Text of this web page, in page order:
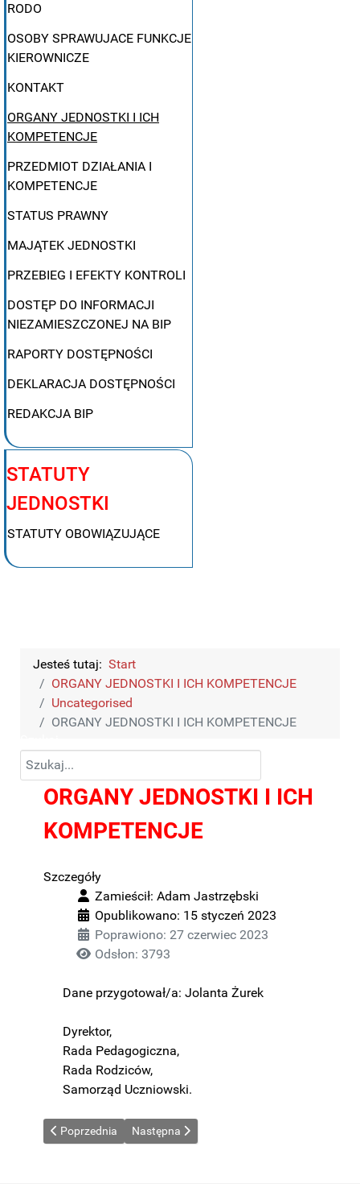
RODO
OSOBY SPRAWUJACE FUNKCJE
KIEROWNICZE
KONTAKT
ORGANY JEDNOSTKI I ICH
KOMPETENCJE
PRZEDMIOT DZIAŁANIA I
KOMPETENCJE
STATUS PRAWNY
MAJĄTEK JEDNOSTKI
PRZEBIEG I EFEKTY KONTROLI
DOSTĘP DO INFORMACJI
NIEZAMIESZCZONEJ NA BIP
RAPORTY DOSTĘPNOŚCI
DEKLARACJA DOSTĘPNOŚCI
REDAKCJA BIP
STATUTY
JEDNOSTKI
STATUTY OBOWIĄZUJĄCE
Jesteś tutaj: Start
ORGANY JEDNOSTKI I ICH KOMPETENCJE
Uncategorised
ORGANY JEDNOSTKI I ICH KOMPETENCJE
ORGANY JEDNOSTKI I ICH
KOMPETENCJE
Szczegóły
Zamieścił: Adam Jastrzębski
Opublikowano: 15 styczeń 2023
Poprawiono: 27 czerwiec 2023
Odsłon: 3793
Dane przygotował/a: Jolanta Żurek
Dyrektor,
Rada Pedagogiczna,
Rada Rodziców,
Samorząd Uczniowski.
Poprzednia strona: PRZEDMIOT DZIAŁANIA I KOMPETENCJE
Poprzednia Następna strona: ORGANY JEDNOSTKI I ICH
Następna